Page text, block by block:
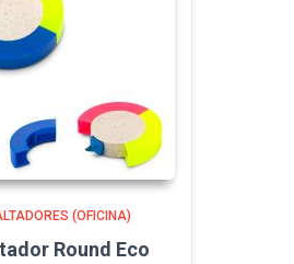
(OFICINA)
Round Eco